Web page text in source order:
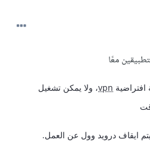
معًا
vpn، ولا يمكن تشغيل
ايقاف درويد وول عن العمل.